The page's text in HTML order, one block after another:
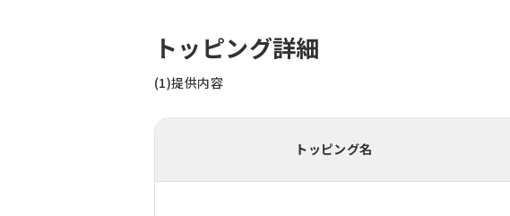
トッピング詳細
(1)提供内容
トッピング名